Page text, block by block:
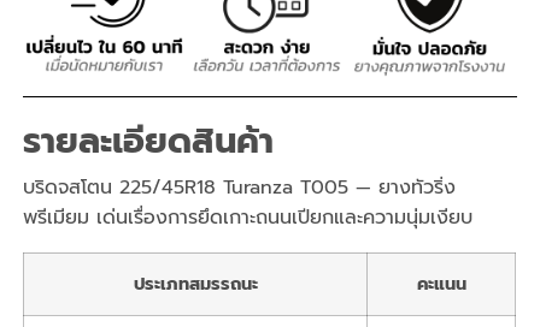
รายละเอียดสินค้า
บริดจสโตน 225/45R18 Turanza T005 — ยางทัวริ่ง
พรีเมียม เด่นเรื่องการยึดเกาะถนนเปียกและความนุ่มเงียบ
ประเภทสมรรถนะ คะแนน